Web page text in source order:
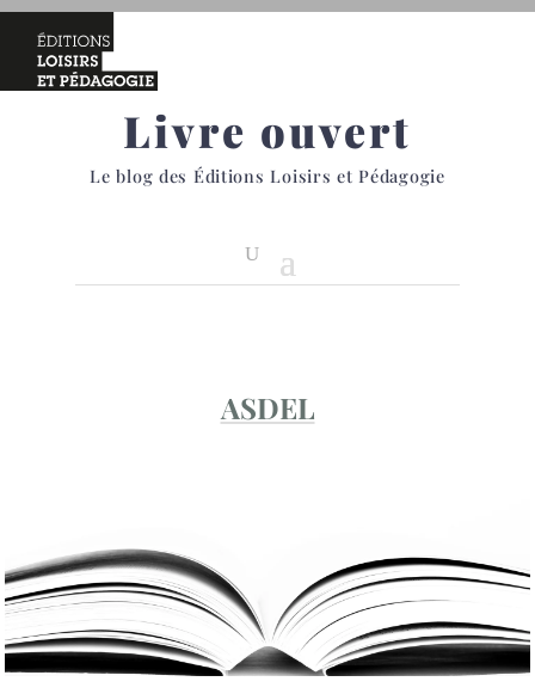
Livre ouvert
Le blog des Éditions Loisirs et Pédagogie
ASDEL